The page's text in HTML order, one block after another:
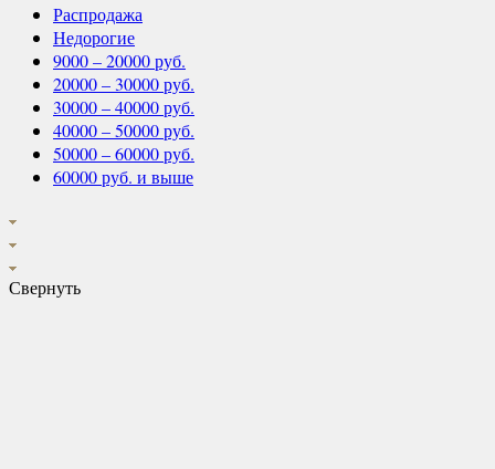
Распродажа
Недорогие
9000 – 20000 руб.
20000 – 30000 руб.
30000 – 40000 руб.
40000 – 50000 руб.
50000 – 60000 руб.
60000 руб. и выше
Свернуть